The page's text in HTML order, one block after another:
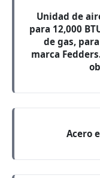
Unidad de
para 12,000
de gas,
marca
Acero